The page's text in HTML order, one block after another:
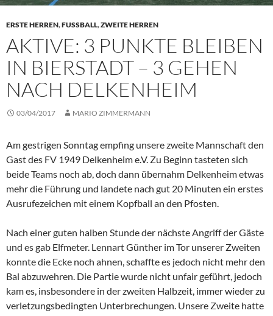
ERSTE HERREN,FUSSBALL,ZWEITE HERREN
AKTIVE: 3 PUNKTE BLEIBEN
IN BIERSTADT – 3 GEHEN
NACH DELKENHEIM
03/04/2017 MARIO ZIMMERMANN
Am gestrigen Sonntag empfing unsere zweite Mannschaft den
Gast des FV 1949 Delkenheim e.V. Zu Beginn tasteten sich
beide Teams noch ab, doch dann übernahm Delkenheim etwas
mehr die Führung und landete nach gut 20 Minuten ein erstes
Ausrufezeichen mit einem Kopfball an den Pfosten.
Nach einer guten halben Stunde der nächste Angriff der Gäste
und es gab Elfmeter. Lennart Günther im Tor unserer Zweiten
konnte die Ecke noch ahnen, schaffte es jedoch nicht mehr den
Bal abzuwehren. Die Partie wurde nicht unfair geführt, jedoch
kam es, insbesondere in der zweiten Halbzeit, immer wieder zu
verletzungsbedingten Unterbrechungen. Unsere Zweite hatte